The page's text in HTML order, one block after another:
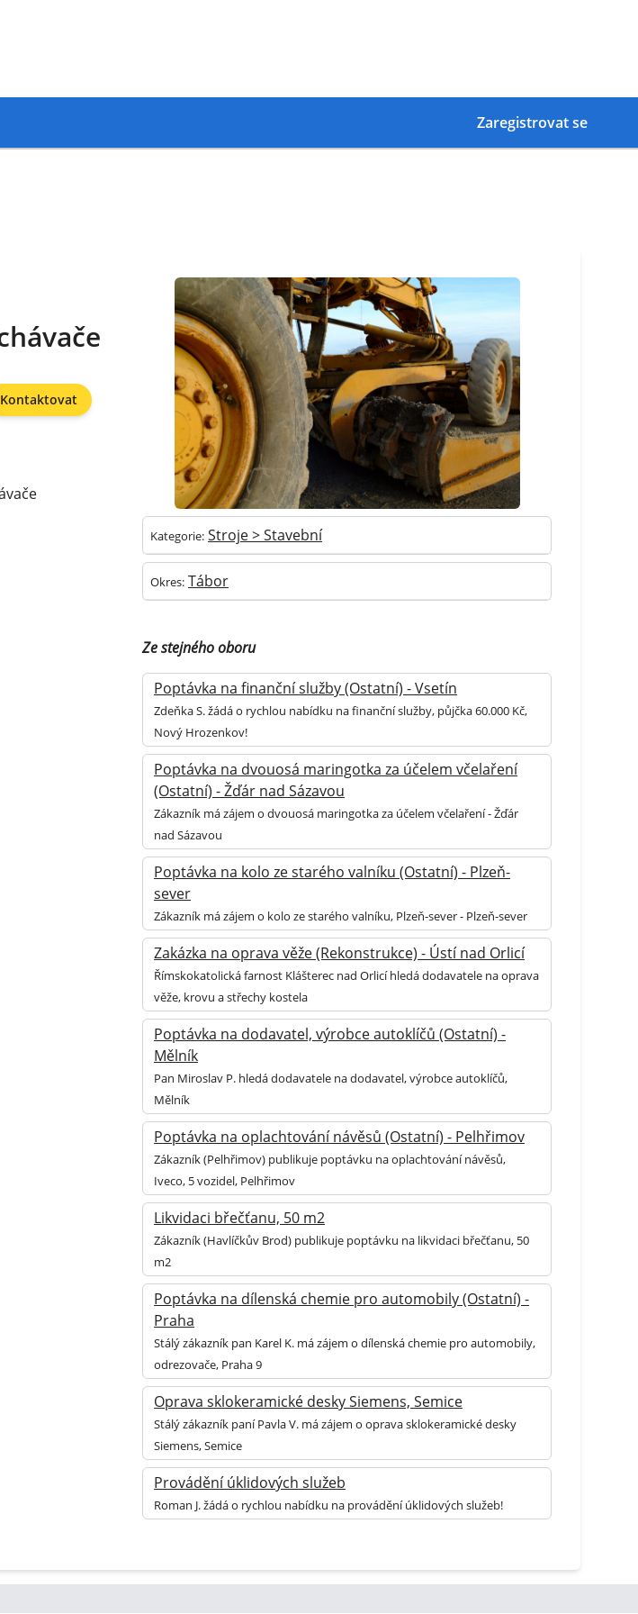
Zaregistrovat se
Kontaktovat
Kategorie: Stroje > Stavební
Okres: Tábor
Ze stejného oboru
Poptávka na finanční služby (Ostatní) - Vsetín
Zdeňka S. žádá o rychlou nabídku na finanční služby, půjčka 60.000 Kč,
Nový Hrozenkov!
Poptávka na dvouosá maringotka za účelem včelaření
(Ostatní) - Žďár nad Sázavou
Zákazník má zájem o dvouosá maringotka za účelem včelaření - Žďár
nad Sázavou
Poptávka na kolo ze starého valníku (Ostatní) - Plzeň-
sever
Zákazník má zájem o kolo ze starého valníku, Plzeň-sever - Plzeň-sever
Zakázka na oprava věže (Rekonstrukce) - Ústí nad Orlicí
Římskokatolická farnost Klášterec nad Orlicí hledá dodavatele na oprava
věže, krovu a střechy kostela
Poptávka na dodavatel, výrobce autoklíčů (Ostatní) -
Mělník
Pan Miroslav P. hledá dodavatele na dodavatel, výrobce autoklíčů,
Mělník
Poptávka na oplachtování návěsů (Ostatní) - Pelhřimov
Zákazník (Pelhřimov) publikuje poptávku na oplachtování návěsů,
Iveco, 5 vozidel, Pelhřimov
Likvidaci břečťanu, 50 m2
Zákazník (Havlíčkův Brod) publikuje poptávku na likvidaci břečťanu, 50
m2
Poptávka na dílenská chemie pro automobily (Ostatní) -
Praha
Stálý zákazník pan Karel K. má zájem o dílenská chemie pro automobily,
odrezovače, Praha 9
Oprava sklokeramické desky Siemens, Semice
Stálý zákazník paní Pavla V. má zájem o oprava sklokeramické desky
Siemens, Semice
Provádění úklidových služeb
Roman J. žádá o rychlou nabídku na provádění úklidových služeb!